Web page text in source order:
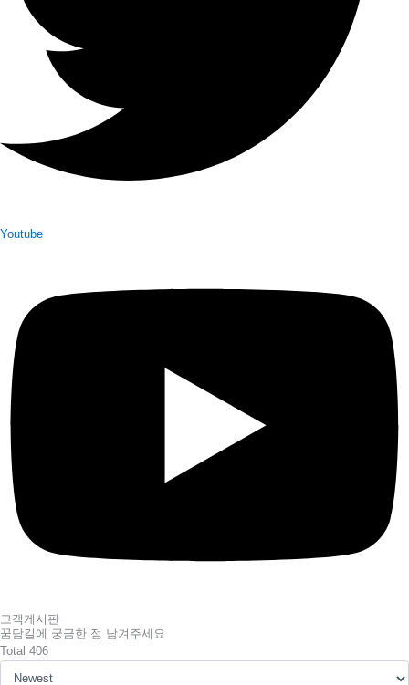
Youtube
고객게시판
꿈담길에 궁금한 점 남겨주세요
Total 406